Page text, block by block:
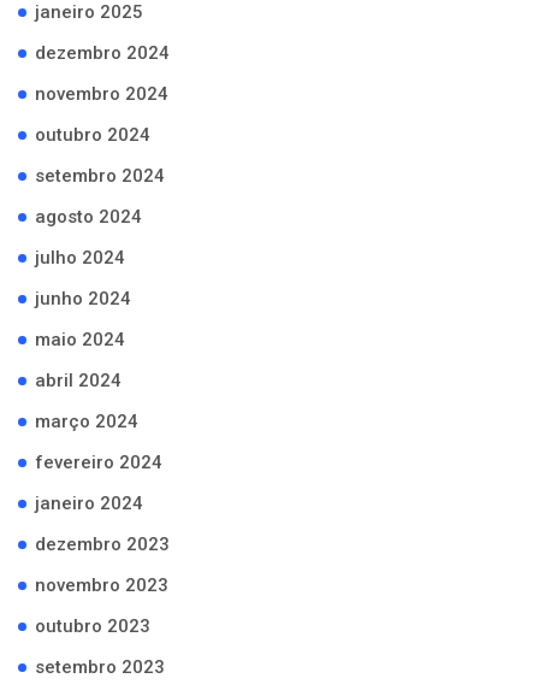
janeiro 2025
dezembro 2024
novembro 2024
outubro 2024
setembro 2024
agosto 2024
julho 2024
junho 2024
maio 2024
abril 2024
março 2024
fevereiro 2024
janeiro 2024
dezembro 2023
novembro 2023
outubro 2023
setembro 2023